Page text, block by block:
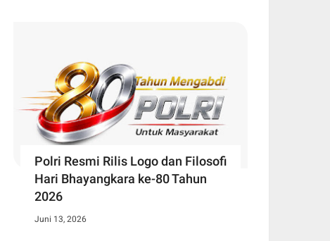
Polri Resmi Rilis Logo dan Filosofi
Hari Bhayangkara ke-80 Tahun
2026
Juni 13, 2026